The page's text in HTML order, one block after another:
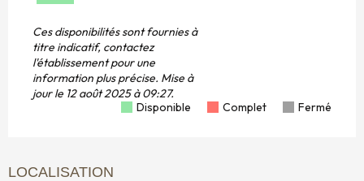
Ces disponibilités sont fournies à
titre indicatif, contactez
l'établissement pour une
information plus précise. Mise à
jour le 12 août 2025 à 09:27.
Disponible
Complet Fermé
LOCALISATION